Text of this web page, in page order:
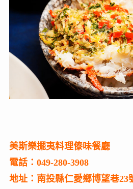
美斯樂擺夷料理傣味餐廳
電話：049-280-3908
地址：南投縣仁愛鄉博望巷23